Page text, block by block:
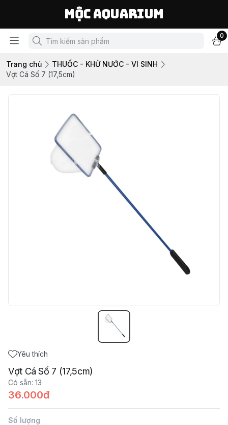
Mộc Aquarium
0
Trang chủ
THUỐC - KHỬ NƯỚC - VI SINH
Vợt Cá Số 7 (17,5cm)
Yêu thích
Vợt Cá Số 7 (17,5cm)
Có sẵn: 13
36.000đ
Số lượng